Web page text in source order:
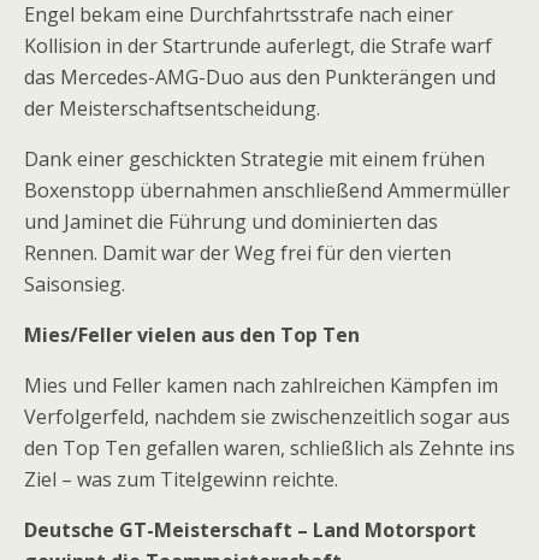
Engel bekam eine Durchfahrtsstrafe nach einer
Kollision in der Startrunde auferlegt, die Strafe warf
das Mercedes-AMG-Duo aus den Punkterängen und
der Meisterschaftsentscheidung.
Dank einer geschickten Strategie mit einem frühen
Boxenstopp übernahmen anschließend Ammermüller
und Jaminet die Führung und dominierten das
Rennen. Damit war der Weg frei für den vierten
Saisonsieg.
Mies/Feller vielen aus den Top Ten
Mies und Feller kamen nach zahlreichen Kämpfen im
Verfolgerfeld, nachdem sie zwischenzeitlich sogar aus
den Top Ten gefallen waren, schließlich als Zehnte ins
Ziel – was zum Titelgewinn reichte.
Deutsche GT-Meisterschaft – Land Motorsport